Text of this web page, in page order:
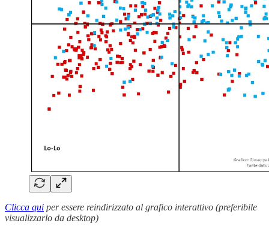
Clicca qui per essere reindirizzato al grafico interattivo (preferibile
visualizzarlo da desktop)